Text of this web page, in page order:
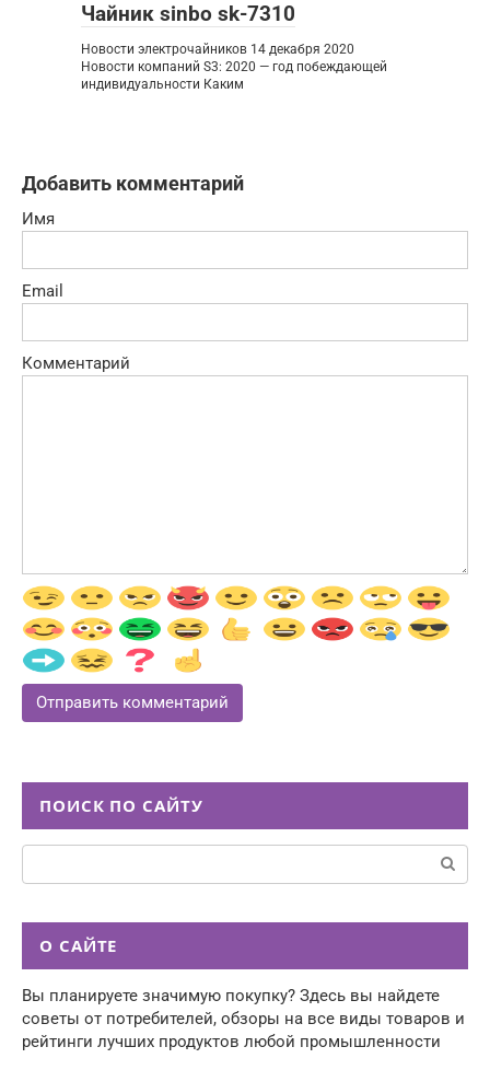
Чайник sinbo sk-7310
Новости электрочайников 14 декабря 2020
Новости компаний S3: 2020 — год побеждающей
индивидуальности Каким
Добавить комментарий
Имя
Email
Комментарий
ПОИСК ПО САЙТУ
Поиск:
О САЙТЕ
Вы планируете значимую покупку? Здесь вы найдете
советы от потребителей, обзоры на все виды товаров и
рейтинги лучших продуктов любой промышленности